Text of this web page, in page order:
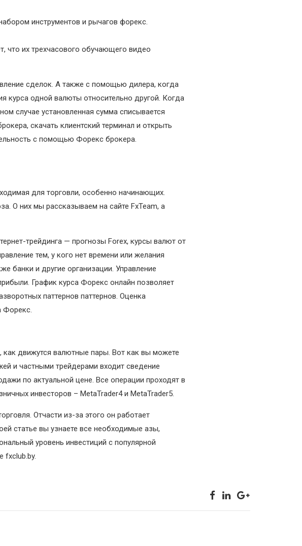
инструментов и рычагов форекс.
что их трехчасового обучающего видео
сделок. А также с помощью дилера, когда
курса одной валюты относительно другой. Когда
случае установленная сумма списывается
скачать клиентский терминал и открыть
с помощью Форекс брокера.
для торговли, особенно начинающих.
О них мы рассказываем на сайте FxTeam, а
трейдинга — прогнозы Forex, курсы валют от
тем, у кого нет времени или желания
банки и другие организации. Управление
График курса Форекс онлайн позволяет
паттернов паттернов. Оценка
Форекс.
как движутся валютные пары. Вот как вы можете
и частными трейдерами входит сведение
по актуальной цене. Все операции проходят в
инвесторов – MetaTrader4 и MetaTrader5.
Отчасти из-за этого он работает
статье вы узнаете все необходимые азы,
уровень инвестиций с популярной
fxclub.by.